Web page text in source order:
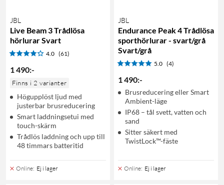
JBL
Live Beam 3 Trådlösa
hörlurar Svart
4.0 (61)
1 490:-
Finns i 2 varianter
Högupplöst ljud med
justerbar brusreducering
Smart laddningsetui med
touch-skärm
Trådlös laddning och upp till
48 timmars batteritid
Online: Ej i lager
JBL
Endurance Peak 4 Trådlösa
sporthörlurar - svart/grå
Svart/grå
5.0 (4)
1 490:-
Brusreducering eller Smart
Ambient-läge
IP68 – tål svett, vatten och
sand
Sitter säkert med
TwistLock™-fäste
Online: Ej i lager